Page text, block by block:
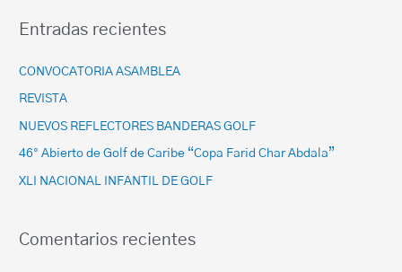
Entradas recientes
CONVOCATORIA ASAMBLEA
REVISTA
NUEVOS REFLECTORES BANDERAS GOLF
46° Abierto de Golf de Caribe “Copa Farid Char Abdala”
XLI NACIONAL INFANTIL DE GOLF
Comentarios recientes